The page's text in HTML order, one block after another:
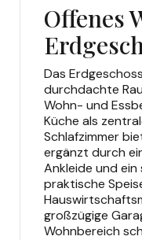
Offenes
Das
durchdachte
Wohn- und
Küche als
Schlafzimmer
ergänzt durch
Ankleide und
praktische
großzügige
Wohnbereich